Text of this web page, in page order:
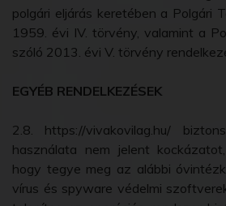
polgári eljárás keretében a Polgári
1959. évi IV. törvény, valamint a
szóló 2013. évi V. törvény
EGYÉB RENDELKEZÉSEK
2.8. https://vivakovilag.hu/
használata nem jelent
hogy tegye meg az alábbi
vírus és spyware védelmi